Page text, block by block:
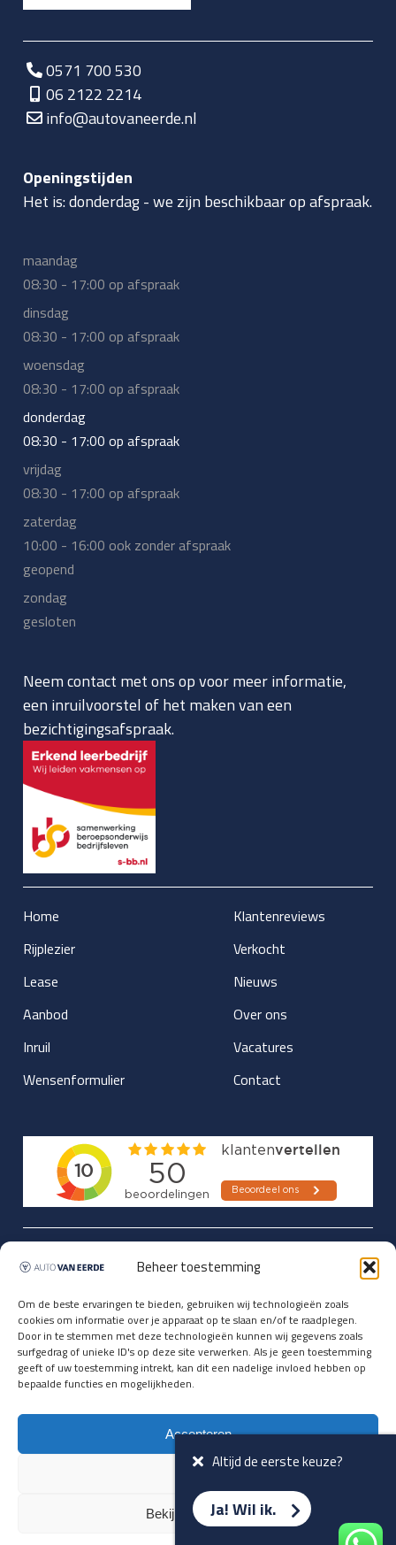
Beheer toestemming
Om de beste ervaringen te bieden, gebruiken wij technologieën zoals
cookies om informatie over je apparaat op te slaan en/of te raadplegen.
Door in te stemmen met deze technologieën kunnen wij gegevens zoals
surfgedrag of unieke ID's op deze site verwerken. Als je geen toestemming
geeft of uw toestemming intrekt, kan dit een nadelige invloed hebben op
bepaalde functies en mogelijkheden.
Accepteren
Bekijk voorkeuren
0571 700 530
06 2122 2214
info@autovaneerde.nl
Openingstijden
Het is:donderdag-we zijn beschikbaar op afspraak.
maandag
08:30 - 17:00 op afspraak
dinsdag
08:30 - 17:00 op afspraak
woensdag
08:30 - 17:00 op afspraak
donderdag
08:30 - 17:00 op afspraak
vrijdag
08:30 - 17:00 op afspraak
zaterdag
10:00 - 16:00 ook zonder afspraak
geopend
zondag
gesloten
Neem contact met ons op voor meer informatie,
een inruilvoorstel of het maken van een
bezichtigingsafspraak.
Home
Rijplezier
Lease
Aanbod
Inruil
Wensenformulier
Klantenreviews
Verkocht
Nieuws
Over ons
Vacatures
Contact
Updates over nieuwbinnen-komers
vóórdat ze op de portals staan?
Registreer je hier.
E-mailadres *
Altijd de eerste keuze?
Ja! Wil ik.